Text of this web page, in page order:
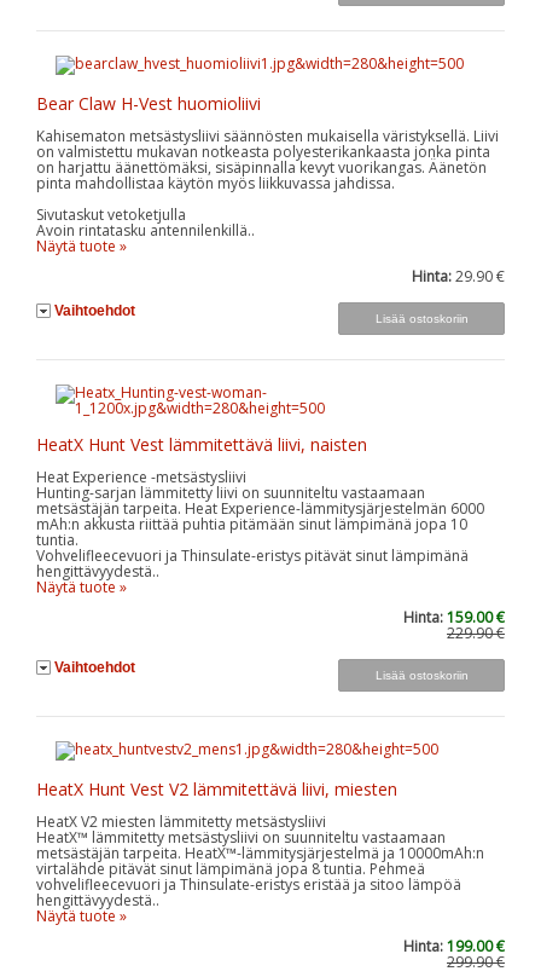
Bear Claw H-Vest huomioliivi
Kahisematon metsästysliivi säännösten mukaisella väristyksellä. Liivi
on valmistettu mukavan notkeasta polyesterikankaasta jonka pinta
on harjattu äänettömäksi, sisäpinnalla kevyt vuorikangas. Äänetön
pinta mahdollistaa käytön myös liikkuvassa jahdissa.
Sivutaskut vetoketjulla
Avoin rintatasku antennilenkillä..
Näytä tuote »
Hinta:29.90 €
Vaihtoehdot
HeatX Hunt Vest lämmitettävä liivi, naisten
Heat Experience -metsästysliivi
Hunting-sarjan lämmitetty liivi on suunniteltu vastaamaan
metsästäjän tarpeita. Heat Experience-lämmitysjärjestelmän 6000
mAh:n akkusta riittää puhtia pitämään sinut lämpimänä jopa 10
tuntia.
Vohvelifleecevuori ja Thinsulate-eristys pitävät sinut lämpimänä
hengittävyydestä..
Näytä tuote »
Hinta:159.00 €
229.90 €
Vaihtoehdot
HeatX Hunt Vest V2 lämmitettävä liivi, miesten
HeatX V2 miesten lämmitetty metsästysliivi
HeatX™ lämmitetty metsästysliivi on suunniteltu vastaamaan
metsästäjän tarpeita. HeatX™-lämmitysjärjestelmä ja 10000mAh:n
virtalähde pitävät sinut lämpimänä jopa 8 tuntia. Pehmeä
vohvelifleecevuori ja Thinsulate-eristys eristää ja sitoo lämpöä
hengittävyydestä..
Näytä tuote »
Hinta:199.00 €
299.90 €